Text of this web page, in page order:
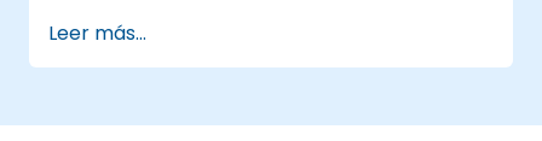
Integrar SAP Cash Application con
componentes de SAP S/4HANA.
rendimiento de la aplicación de efectivo.
Leer más...